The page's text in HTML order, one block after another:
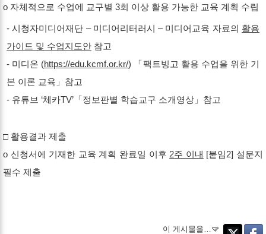
o 자체적으로 수업에 교구별 3회 이상 활용 가능한 교육 계획 수립
- 시청자미디어재단 – 미디어리터러시 – 미디어교육 자료의 활용
가이드 및 수업지도안 참고
- 미디온 (https://edu.kcmf.or.kr/) 「팩트빙고 활용 수업을 위한 기
본 이론 교육」참고
- 유튜브 ‘체카TV’「정보판별 학습교구 소개영상」참고
□ 활용결과 제출
o 신청서에 기재한 교육 계획 완료일 이후 2주 이내 [붙임2] 설문지
필수 제출
이 게시물을…